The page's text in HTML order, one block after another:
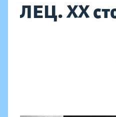
ЛЕЦ. ХХ